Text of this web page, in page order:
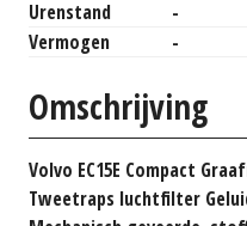
Urenstand
-
Vermogen
-
Omschrijving
Volvo EC15E Compact
Tweetraps luchtfilter